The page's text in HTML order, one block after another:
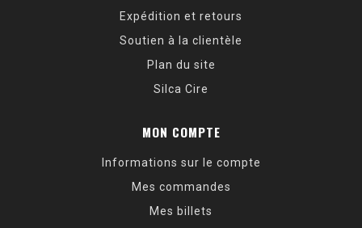
Expédition et retours
Soutien à la clientèle
Plan du site
Silca Cire
MON COMPTE
Informations sur le compte
Mes commandes
Mes billets